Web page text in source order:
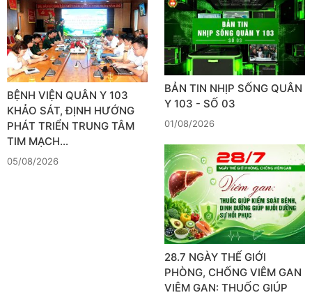
BỆNH VIỆN QUÂN Y 103
KHẢO SÁT, ĐỊNH HƯỚNG
PHÁT TRIỂN TRUNG TÂM
TIM MẠCH…
05/08/2026
BẢN TIN NHỊP SỐNG QUÂN
Y 103 - SỐ 03
01/08/2026
28.7 NGÀY THẾ GIỚI
PHÒNG, CHỐNG VIÊM GAN
VIÊM GAN: THUỐC GIÚP